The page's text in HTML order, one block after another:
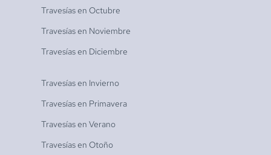
Travesías en Octubre
Travesías en Noviembre
Travesías en Diciembre
Travesías en Invierno
Travesías en Primavera
Travesías en Verano
Travesías en Otoño